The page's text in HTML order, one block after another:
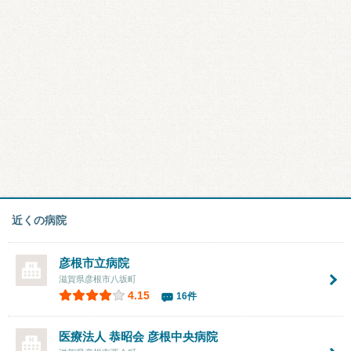
近くの病院
彦根市立病院
滋賀県彦根市八坂町
4.15 16件
医療法人 恭昭会 彦根中央病院